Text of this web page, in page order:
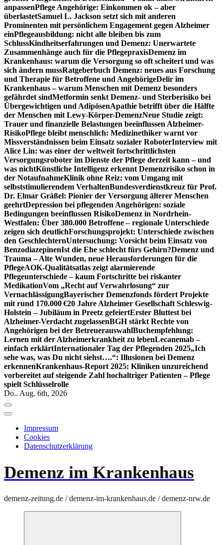
anpassenPflege Angehörige: Einkommen ok – aber
überlastetSamuel L. Jackson setzt sich mit anderen
Prominenten mit persönlichem Engagement gegen Alzheimer
einPflegeausbildung: nicht alle bleiben bis zum
SchlussKindheitserfahrungen und Demenz: Unerwartete
Zusammenhänge auch für die PflegepraxisDemenz im
Krankenhaus: warum die Versorgung so oft scheitert und was
sich ändern mussRatgeberbuch Demenz: neues aus Forschung
und Therapie für Betroffene und AngehörigeDelir im
Krankenhaus – warum Menschen mit Demenz besonders
gefährdet sindMetformin senkt Demenz- und Sterberisiko bei
Übergewichtigen und AdipösenApathie betrifft über die Hälfte
der Menschen mit Lewy-Körper-DemenzNeue Studie zeigt:
Trauer und finanzielle Belastungen beeinflussen Alzheimer-
RisikoPflege bleibt menschlich: Medizinethiker warnt vor
Missverständnissen beim Einsatz sozialer RoboterInterview mit
Alice Lin: was einer der weltweit fortschrittlichsten
Versorgungsroboter im Dienste der Pflege derzeit kann – und
was nichtKünstliche Intelligenz erkennt Demenzrisiko schon in
der NotaufnahmeKlinik ohne Reiz: vom Umgang mit
selbststimulierendem VerhaltenBundesverdienstkreuz für Prof.
Dr. Elmar Gräßel: Pionier der Versorgung älterer Menschen
geehrtDepression bei pflegenden Angehörigen: soziale
Bedingungen beeinflussen RisikoDemenz in Nordrhein-
Westfalen: Über 380.000 Betroffene – regionale Unterschiede
zeigen sich deutlichForschungsprojekt: Unterschiede zwischen
den GeschlechternUntersuchung: Vorsicht beim Einsatz von
BenzodiazepinenIst die Ehe schlecht fürs Gehirn?Demenz und
Trauma – Alte Wunden, neue Herausforderungen für die
PflegeAOK-Qualitätsatlas zeigt alarmierende
Pflegeunterschiede – kaum Fortschritte bei riskanter
MedikationVom „Recht auf Verwahrlosung“ zur
VernachlässigungBayerischer Demenzfonds fördert Projekte
mit rund 170.000 €20 Jahre Alzheimer Gesellschaft Schleswig-
Holstein – Jubiläum in Preetz gefeiertErster Bluttest bei
Alzheimer-Verdacht zugelassenBGH stärkt Rechte von
Angehörigen bei der BetreuerauswahlBuchempfehlung:
Lernen mit der Alzheimerkrankheit zu lebenLecanemab –
einfach erklärtInternationaler Tag der Pflegenden 2025„Ich
sehe was, was Du nicht siehst….“: Illusionen bei Demenz
erkennenKrankenhaus-Report 2025: Kliniken unzureichend
vorbereitet auf steigende Zahl hochaltriger Patienten – Pflege
spielt Schlüsselrolle
Do.. Aug. 6th, 2026
Impressum
Cookies
Datenschutzerklärung
Demenz im Krankenhaus
demenz-zeitung.de / demenz-im-krankenhaus.de / demenz-nrw.de